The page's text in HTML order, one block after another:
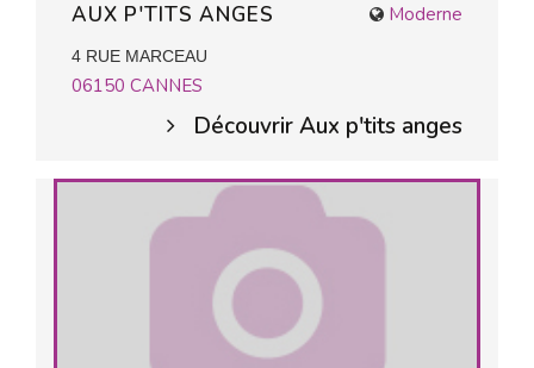
Moderne
AUX P'TITS ANGES
4 RUE MARCEAU
06150 CANNES
Découvrir Aux p'tits anges